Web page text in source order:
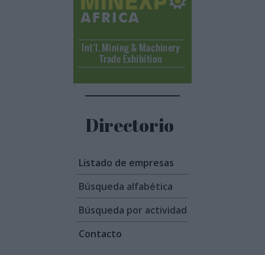
Directorio
Listado de empresas
Búsqueda alfabética
Búsqueda por actividad
Contacto